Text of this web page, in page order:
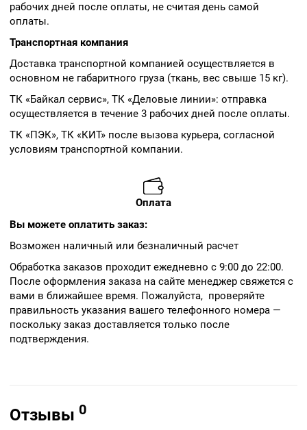
рабочих дней после оплаты, не считая день самой
оплаты.
Транспортная компания
Доставка транспортной компанией осуществляется в
основном не габаритного груза (ткань, вес свыше 15 кг).
ТК «Байкал сервис», ТК «Деловые линии»: отправка
осуществляется в течение 3 рабочих дней после оплаты.
ТК «ПЭК», ТК «КИТ» после вызова курьера, согласной
условиям транспортной компании.
Оплата
Вы можете оплатить заказ:
Возможен наличный или безналичный расчет
Обработка заказов проходит ежедневно с 9:00 до 22:00.
После оформления заказа на сайте менеджер свяжется с
вами в ближайшее время. Пожалуйста, проверяйте
правильность указания вашего телефонного номера —
поскольку заказ доставляется только после
подтверждения.
Отзывы 0